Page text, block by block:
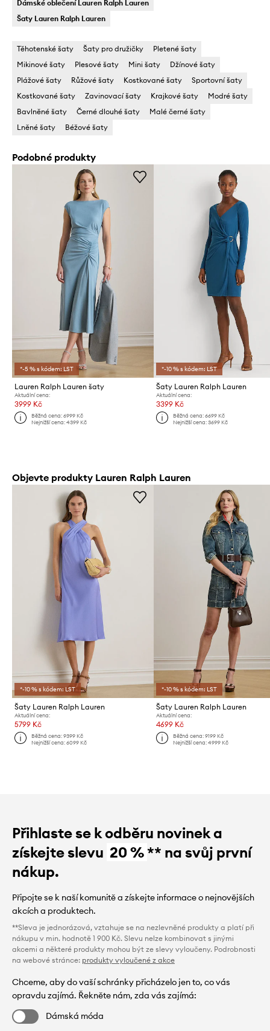
Dámské oblečení Lauren Ralph Lauren
Šaty Lauren Ralph Lauren
Těhotenské šaty Šaty pro družičky
Pletené šaty
Mikinové šaty
Plesové šaty Mini šaty
Džínové šaty
Plážové šaty
Růžové šaty Kostkované šaty
Sportovní šaty
Kostkované šaty
Zavinovací šaty Krajkové šaty
Modré šaty
Bavlněné šaty
Černé dlouhé šaty
Malé černé šaty
Lněné šaty
Béžové šaty
Podobné produkty
*-5 % s kódem: LST
Lauren Ralph Lauren šaty
Aktuální cena:
3999 Kč
Běžná cena:6999 Kč
Nejnižší cena:4399 Kč
*-10 % s kódem: LST
Šaty Lauren Ralph Lauren
Aktuální cena:
3399 Kč
Běžná cena: 6699 Kč
Nejnižší cena: 3699 Kč
Objevte produkty Lauren Ralph Lauren
*-10 % s kódem: LST
Šaty Lauren Ralph Lauren
Aktuální cena:
5799 Kč
Běžná cena:9399 Kč
Nejnižší cena:6099 Kč
*-10 % s kódem: LST
Šaty Lauren Ralph Lauren
Aktuální cena:
4699 Kč
Běžná cena: 9199 Kč
Nejnižší cena: 4999 Kč
Přihlaste se k odběru novinek a
získejte slevu 20 %** na svůj první
nákup.
Připojte se k naší komunitě a získejte informace o nejnovějších
akcích a produktech.
**Sleva je jednorázová, vztahuje se na nezlevněné produkty a platí při
nákupu v min. hodnotě 1 900 Kč. Slevu nelze kombinovat s jinými
akcemi a některé produkty mohou být ze slevy vyloučeny. Podrobnosti
na webové stránce: produkty vyloučené z akce
Chceme, aby do vaší schránky přicházelo jen to, co vás
opravdu zajímá. Řekněte nám, zda vás zajímá:
Dámská móda